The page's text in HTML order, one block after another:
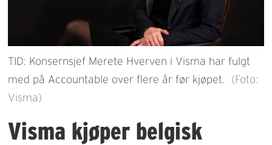
TID: Konsernsjef Merete Hverven i Visma har fulgt
med på Accountable over flere år før kjøpet.
(Foto:
Visma)
Visma kjøper belgisk